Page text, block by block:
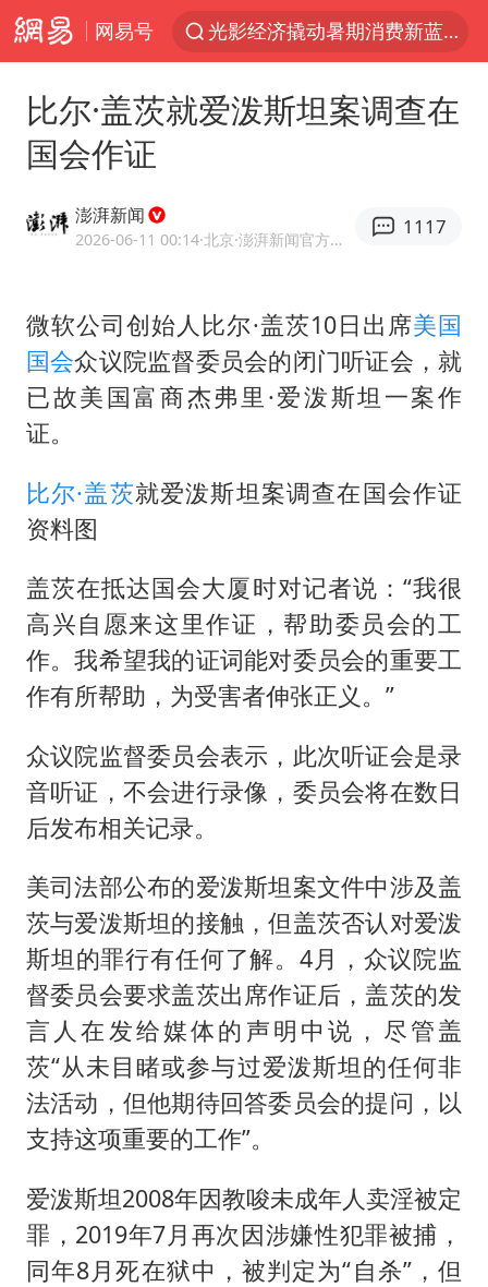
网易号
光影经济撬动暑期消费新蓝海
《欢迎来龙餐馆》口碑
视频丨中国东方电气集团原党组副书记、董事宋致远被查
梁家辉：到内地拍戏不是北上是回归
“不怕六爷挂得多 就怕六爷挂一颗”
直击东北超：哈尔滨vs通辽
香港宏福苑火灾或由烟头引起
几元成本的AI广告导致千万市值蒸发
浙江台州《告全体市民书》
酒店回应车内过夜被收150元
乐享全民健身 共筑健康中国
比尔·盖茨就爱泼斯坦案调查在
国会作证
澎湃新闻
2026-06-11 00:14·北京 ·澎湃新闻官方网易号
1117
微软公司创始人比尔·盖茨10日出席美国
国会众议院监督委员会的闭门听证会，就
已故美国富商杰弗里·爱泼斯坦一案作
证。
比尔·盖茨就爱泼斯坦案调查在国会作证
资料图
盖茨在抵达国会大厦时对记者说：“我很
高兴自愿来这里作证，帮助委员会的工
作。我希望我的证词能对委员会的重要工
作有所帮助，为受害者伸张正义。”
众议院监督委员会表示，此次听证会是录
音听证，不会进行录像，委员会将在数日
后发布相关记录。
美司法部公布的爱泼斯坦案文件中涉及盖
茨与爱泼斯坦的接触，但盖茨否认对爱泼
斯坦的罪行有任何了解。4月，众议院监
督委员会要求盖茨出席作证后，盖茨的发
言人在发给媒体的声明中说，尽管盖
茨“从未目睹或参与过爱泼斯坦的任何非
法活动，但他期待回答委员会的提问，以
支持这项重要的工作”。
爱泼斯坦2008年因教唆未成年人卖淫被定
罪，2019年7月再次因涉嫌性犯罪被捕，
同年8月死在狱中，被判定为“自杀”，但